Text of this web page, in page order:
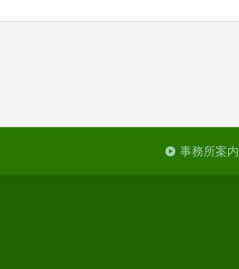
事務所案内